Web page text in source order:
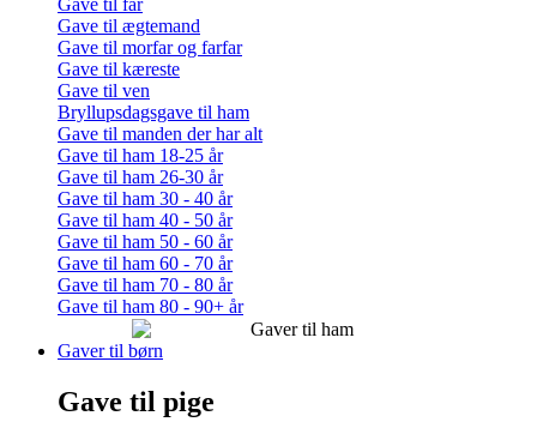
Gave til ægtemand
Gave til morfar og farfar
Gave til kæreste
Gave til ven
Bryllupsdagsgave til ham
Gave til manden der har alt
Gave til ham 18-25 år
Gave til ham 26-30 år
Gave til ham 30 - 40 år
Gave til ham 40 - 50 år
Gave til ham 50 - 60 år
Gave til ham 60 - 70 år
Gave til ham 70 - 80 år
Gave til ham 80 - 90+ år
Gaver til børn
Gave til pige